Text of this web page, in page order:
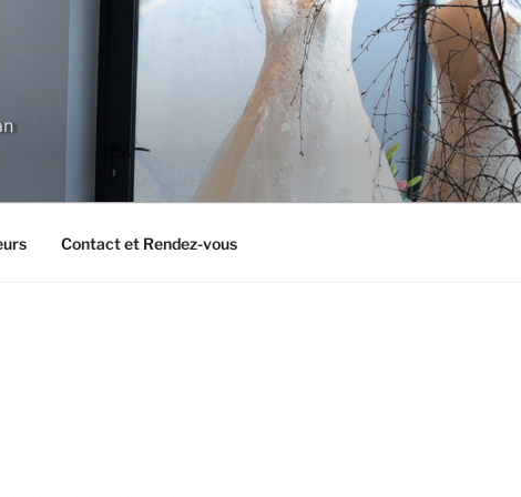
Contact et Rendez-vous